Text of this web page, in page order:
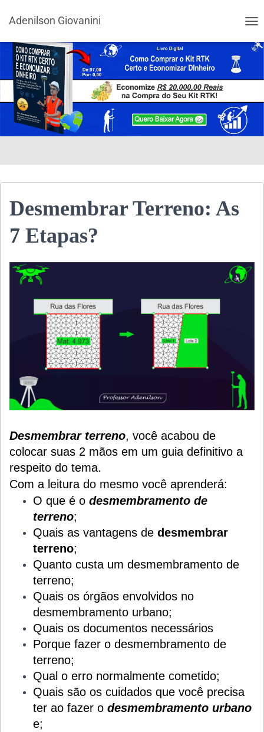
Adenilson Giovanini
Desmembrar Terreno: As
7 Etapas?
Desmembrar terreno, você acabou de
colocar suas 2 mãos em um guia definitivo a
respeito do tema.
Com a leitura do mesmo você aprenderá:
O que é o desmembramento de
terreno;
Quais as vantagens de desmembrar
terreno;
Quanto custa um desmembramento de
terreno;
Quais os órgãos envolvidos no
desmembramento urbano;
Quais os documentos necessários
Porque fazer o desmembramento de
terreno;
Qual o erro normalmente cometido;
Quais são os cuidados que você precisa
ter ao fazer o desmembramento urbano
e;